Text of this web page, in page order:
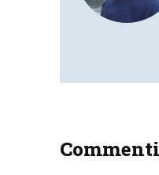
Commenti